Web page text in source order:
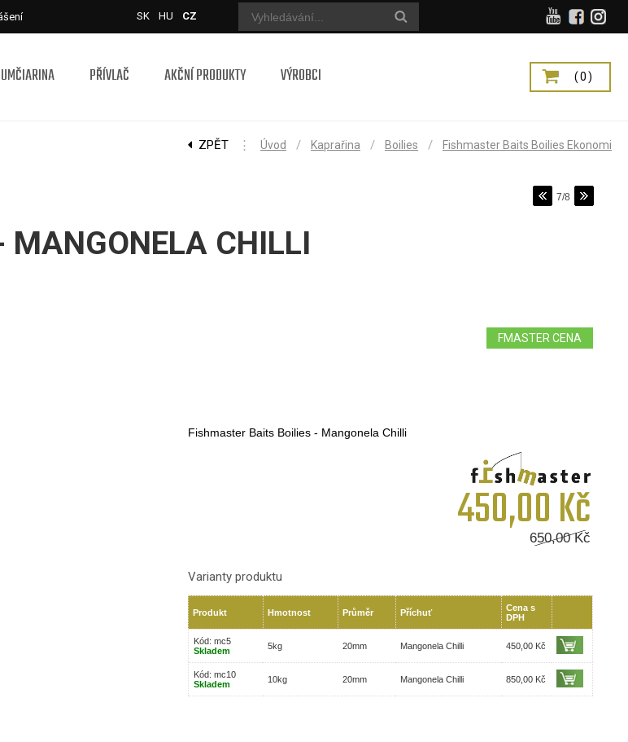
SK HU CZ
PŘÍVLAČ AKČNÍ PRODUKTY VÝROBCI (0)
ZPĚT ⋮ Úvod / Kaprařina / Boilies / Fishmaster Baits Boilies Ekonomi
7/8
MANGONELA CHILLI
FMASTER CENA
Fishmaster Baits Boilies - Mangonela Chilli
450,00Kč
650,00Kč
Varianty produktu
Produkt Hmotnost Průměr Příchuť
Cena s
DPH
Kód: mc5
Skladem
5kg 20mm Mangonela Chilli 450,00 Kč
Kód: mc10
Skladem
10kg 20mm Mangonela Chilli 850,00 Kč